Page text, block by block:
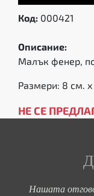
Код: 000421
Описание:
Малък фенер,
Размери: 8 см.
НЕ СЕ
Нашата